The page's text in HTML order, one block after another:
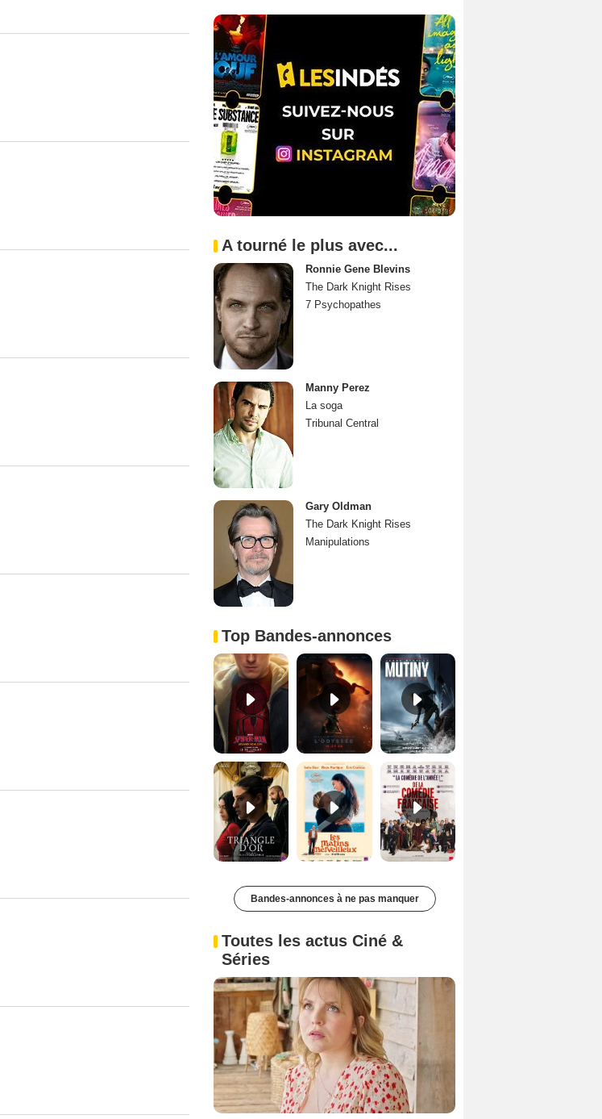
A tourné le plus avec...
Ronnie Gene Blevins
The Dark Knight Rises
7 Psychopathes
Manny Perez
La soga
Tribunal Central
Gary Oldman
The Dark Knight Rises
Manipulations
Top Bandes-annonces
Spider-Man: Brand New Day Bande-annonce VO STFR L'Odyssée Bande-annonce VO STFR
Les Matins merveilleux Bande-annonce VF De la Comédie-Française Teaser VF
Bandes-annonces à ne pas manquer
Toutes les actus Ciné &
Séries